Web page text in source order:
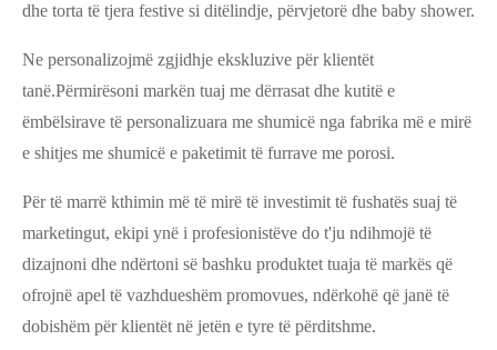
dhe torta të tjera festive si ditëlindje, përvjetorë dhe baby shower.
Ne personalizojmë zgjidhje ekskluzive për klientët
tanë.Përmirësoni markën tuaj me dërrasat dhe kutitë e
ëmbëlsirave të personalizuara me shumicë nga fabrika më e mirë
e shitjes me shumicë e paketimit të furrave me porosi.
Për të marrë kthimin më të mirë të investimit të fushatës suaj të
marketingut, ekipi ynë i profesionistëve do t'ju ndihmojë të
dizajnoni dhe ndërtoni së bashku produktet tuaja të markës që
ofrojnë apel të vazhdueshëm promovues, ndërkohë që janë të
dobishëm për klientët në jetën e tyre të përditshme.